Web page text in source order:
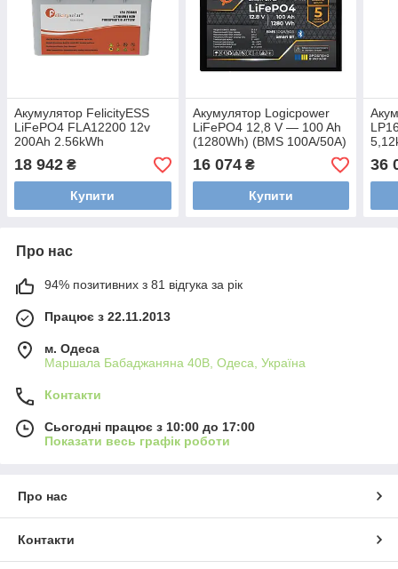
Акумулятор FelicityESS
LiFePO4 FLA12200 12v
200Ah 2.56kWh
18 942 ₴
Купити
Акумулятор Logicpower
LiFePO4 12,8 V — 100 Ah
(1280Wh) (BMS 100A/50А)
пластик Smart BT
16 074₴
Купити
36
Про нас
94% позитивних з 81 відгука за рік
Працює з 22.11.2013
м. Одеса
Маршала Бабаджаняна 40В, Одеса, Україна
Контакти
Сьогодні працює з 10:00 до 17:00
Показати весь графік роботи
Про нас
Контакти